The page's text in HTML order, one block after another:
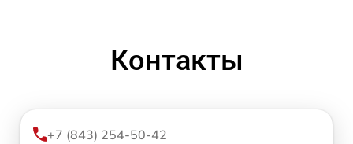
Контакты
+7 (843) 254-50-42